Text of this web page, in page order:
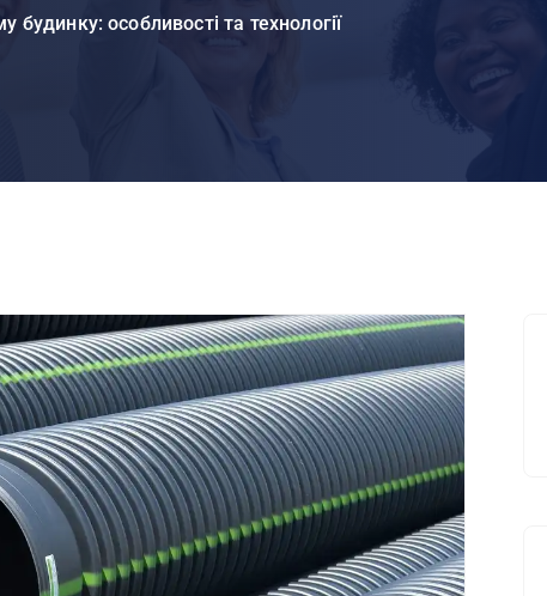
особливості та технології